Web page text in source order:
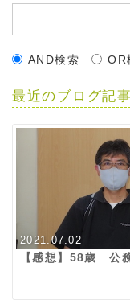
AND検索 OR
最近のブログ記
2021.07.02
【感想】58歳 公